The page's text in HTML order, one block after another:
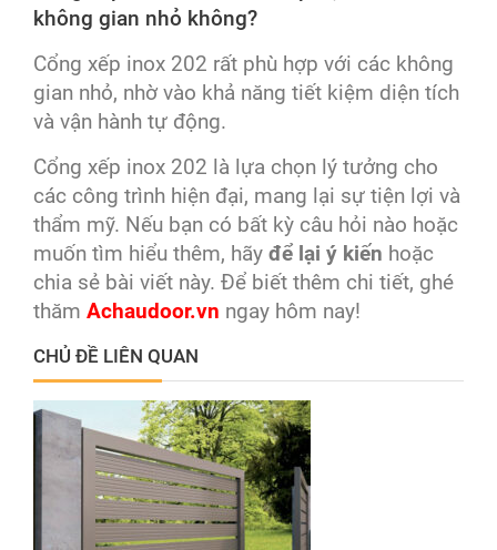
không gian nhỏ không?
Cổng xếp inox 202 rất phù hợp với các không
gian nhỏ, nhờ vào khả năng tiết kiệm diện tích
và vận hành tự động.
Cổng xếp inox 202 là lựa chọn lý tưởng cho
các công trình hiện đại, mang lại sự tiện lợi và
thẩm mỹ. Nếu bạn có bất kỳ câu hỏi nào hoặc
muốn tìm hiểu thêm, hãy để lại ý kiến hoặc
chia sẻ bài viết này. Để biết thêm chi tiết, ghé
thăm Achaudoor.vn ngay hôm nay!
CHỦ ĐỀ LIÊN QUAN